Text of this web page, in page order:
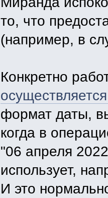
то, что
(например, в
Конкретно
формат даты,
когда в
"06 апреля
использует,
И это